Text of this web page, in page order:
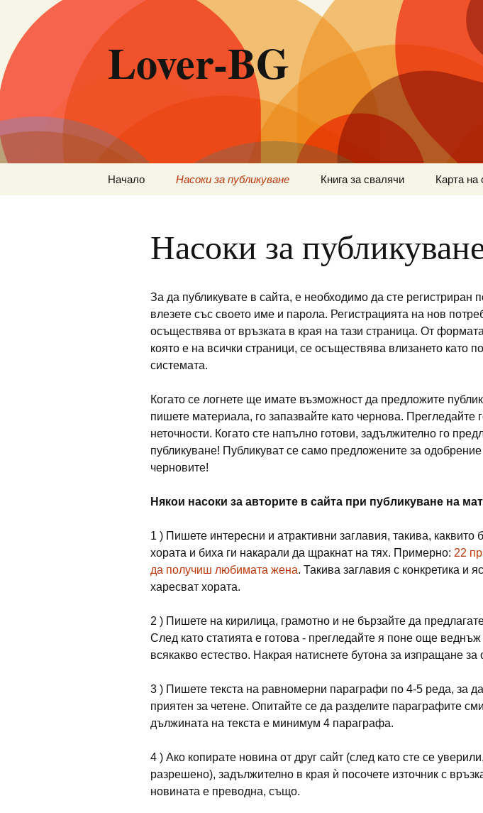
Lover-BG
Начало Насоки за публикуване Книга за свалячи Карта на
Насоки за
За да публикувате в сайта, е необходимо да сте регистриран
влезете със своето име и парола. Регистрацията на нов
осъществява от връзката в края на тази страница. От
която е на всички страници, се осъществява влизането като
системата.
Когато се логнете ще имате възможност да предложите
пишете материала, го запазвайте като чернова. Прегледайте
неточности. Когато сте напълно готови, задължително го
публикуване! Публикуват се само предложените за
черновите!
Някои насоки за авторите в сайта при публикуване на
1 ) Пишете интересни и атрактивни заглавия, такива, каквито
хората и биха ги накарали да щракнат на тях. Примерно: 22
да получиш любимата жена. Такива заглавия с конкретика и
харесват хората.
2 ) Пишете на кирилица, грамотно и не бързайте да
След като статията е готова - прегледайте я поне още веднъж
всякакво естество. Накрая натиснете бутона за изпращане за
3 ) Пишете текста на равномерни параграфи по 4-5 реда, за
приятен за четене. Опитайте се да разделите параграфите
дължината на текста е минимум 4 параграфа.
4 ) Ако копирате новина от друг сайт (след като сте се
разрешено), задължително в края ѝ посочете източник с
новината е преводна, също.